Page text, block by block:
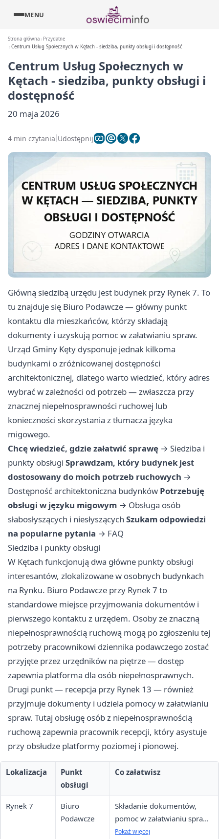
MENU
Strona główna
Przydatne
Centrum Usług Społecznych w Kętach - siedziba, punkty obsługi i dostępność
Centrum Usług Społecznych w
Kętach - siedziba, punkty obsługi i
dostępność
20 maja 2026
4 min czytania Udostępnij
Główną siedzibą urzędu jest budynek przy Rynek 7. To
tu znajduje się Biuro Podawcze — główny punkt
kontaktu dla mieszkańców, którzy składają
dokumenty i uzyskują pomoc w załatwianiu spraw.
Urząd Gminy Kęty dysponuje jednak kilkoma
budynkami o zróżnicowanej dostępności
architektonicznej, dlatego warto wiedzieć, który adres
wybrać w zależności od potrzeb — zwłaszcza przy
znacznej niepełnosprawności ruchowej lub
konieczności skorzystania z tłumacza języka
migowego.
Chcę wiedzieć, gdzie załatwić sprawę → Siedziba i
punkty obsługi Sprawdzam, który budynek jest
dostosowany do moich potrzeb ruchowych →
Dostępność architektoniczna budynków Potrzebuję
obsługi w języku migowym → Obsługa osób
słabosłyszących i niesłyszących Szukam odpowiedzi
na popularne pytania → FAQ
Siedziba i punkty obsługi
W Kętach funkcjonują dwa główne punkty obsługi
interesantów, zlokalizowane w osobnych budynkach
na Rynku. Biuro Podawcze przy Rynek 7 to
standardowe miejsce przyjmowania dokumentów i
pierwszego kontaktu z urzędem. Osoby ze znaczną
niepełnosprawnością ruchową mogą po zgłoszeniu tej
potrzeby pracownikowi dziennika podawczego zostać
przyjęte przez urzędników na piętrze — dostęp
zapewnia platforma dla osób niepełnosprawnych.
Drugi punkt — recepcja przy Rynek 13 — również
przyjmuje dokumenty i udziela pomocy w załatwianiu
spraw. Tutaj obsługę osób z niepełnosprawnością
ruchową zapewnia pracownik recepcji, który asystuje
przy obsłudze platformy poziomej i pionowej.
Lokalizacja
Punkt
obsługi
Co załatwisz
Rynek 7
Biuro
Podawcze
Składanie dokumentów,
pomoc w załatwianiu spraw,
przyjęcie na piętrze po
Pokaż więcej